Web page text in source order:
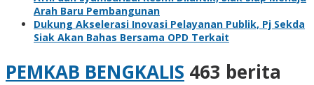
Arah Baru Pembangunan
Dukung Akselerasi Inovasi Pelayanan Publik, Pj Sekda
Siak Akan Bahas Bersama OPD Terkait
PEMKAB BENGKALIS 463 berita